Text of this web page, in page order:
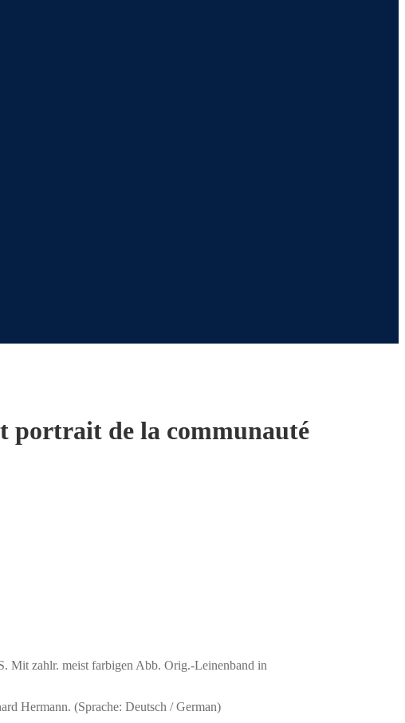
portrait de la communauté
Mit zahlr. meist farbigen Abb. Orig.-Leinenband in
Hermann. (Sprache: Deutsch / German)